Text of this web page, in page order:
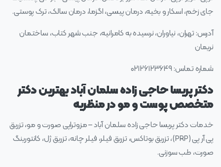
جای زخم، اسکار و بخیه، درمان پیسی، اگزما، درمان سالک، ترک پوستی.
آدرس: تهران، نیاوران، نرسیده به کامرانیه، جنب شهر کتاب، ساختمان
نریمان
شماره تماس: ۰۲۱۲۶۱۲۳۶۴۹
دکتر پریسا حاجی زاده سلمان آباد بهترین دکتر
متخصص پوست و مو در منظریه
خدمات دکتر پریسا حاجی زاده سلمان آباد – مزوتراپی صورت و مو، تزریق
پی آر پی (PRP)، تزریق بوتاکس، تزریق فیلر، فیلر چانه، تزریق ژل، کانتورینگ
صورت، طب سوزنی.